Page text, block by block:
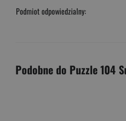
Podmiot odpowiedzialny:
Podobne do Puzzle 104